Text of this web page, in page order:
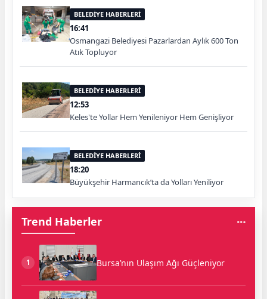
BELEDİYE HABERLERİ
16:41
Osmangazi Belediyesi Pazarlardan Aylık 600 Ton
Atık Topluyor
BELEDİYE HABERLERİ
12:53
Keles'te Yollar Hem Yenileniyor Hem Genişliyor
BELEDİYE HABERLERİ
18:20
Büyükşehir Harmancık’ta da Yolları Yeniliyor
Trend Haberler
1 Bursa’nın Ulaşım Ağı Güçleniyor